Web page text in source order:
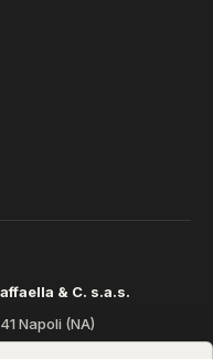
& C. s.a.s.
Napoli (NA)